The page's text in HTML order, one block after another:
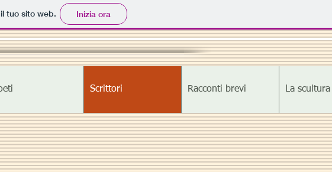
tuo sito web. Inizia ora
Scrittori Racconti brevi La scultura